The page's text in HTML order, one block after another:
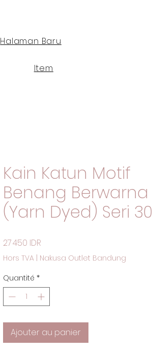
Halaman Baru
Item
Kain Katun Motif
Benang Berwarna
(Yarn Dyed) Seri 30
27 450 IDR
Hors TVA
Nakusa Outlet Bandung
Quantité *
Ajouter au panier